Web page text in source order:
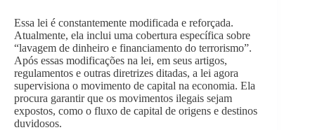
Essa lei é constantemente modificada e reforçada.
Atualmente, ela inclui uma cobertura específica sobre
“lavagem de dinheiro e financiamento do terrorismo”.
Após essas modificações na lei, em seus artigos,
regulamentos e outras diretrizes ditadas, a lei agora
supervisiona o movimento de capital na economia. Ela
procura garantir que os movimentos ilegais sejam
expostos, como o fluxo de capital de origens e destinos
duvidosos.